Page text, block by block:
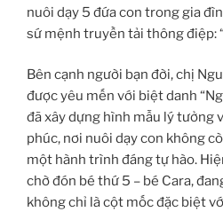
nuôi dạy 5 đứa con trong gia
sứ mệnh truyền tải thông điệp:
Bên cạnh người bạn đời, chị
được yêu mến với biệt danh
đã xây dựng hình mẫu lý tưởng
phúc, nơi nuôi dạy con không
một hành trình đáng tự hào.
chờ đón bé thứ 5 – bé Cara,
không chỉ là cột mốc đặc biệt